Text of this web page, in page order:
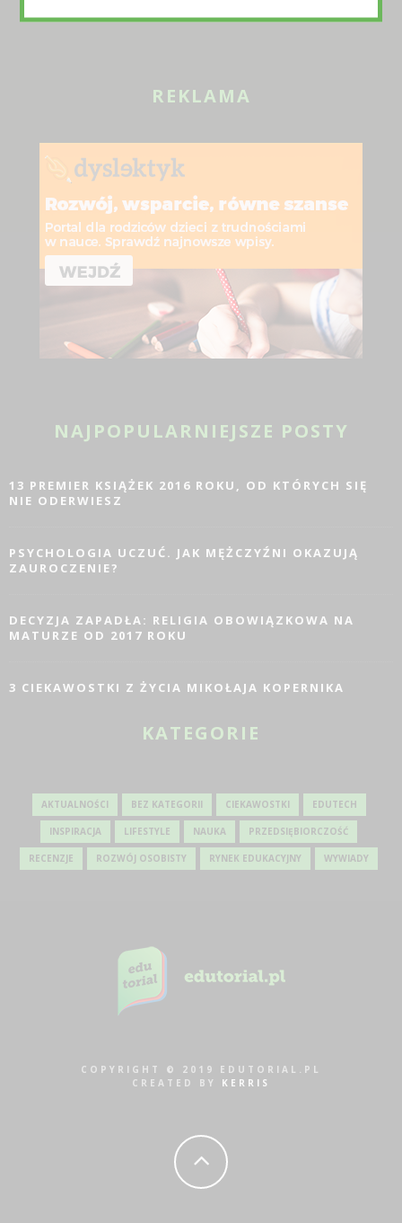
REKLAMA
NAJPOPULARNIEJSZE POSTY
13 PREMIER KSIĄŻEK 2016 ROKU, OD KTÓRYCH SIĘ
NIE ODERWIESZ
PSYCHOLOGIA UCZUĆ. JAK MĘŻCZYŹNI OKAZUJĄ
ZAUROCZENIE?
DECYZJA ZAPADŁA: RELIGIA OBOWIĄZKOWA NA
MATURZE OD 2017 ROKU
3 CIEKAWOSTKI Z ŻYCIA MIKOŁAJA KOPERNIKA
KATEGORIE
AKTUALNOŚCI BEZ KATEGORII CIEKAWOSTKI EDUTECH
INSPIRACJA LIFESTYLE NAUKA PRZEDSIĘBIORCZOŚĆ
RECENZJE ROZWÓJ OSOBISTY RYNEK EDUKACYJNY WYWIADY
COPYRIGHT © 2019 EDUTORIAL.PL
CREATED BY KERRIS